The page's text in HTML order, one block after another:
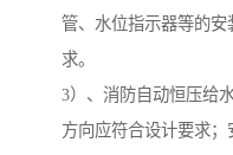
管、水位指示器等的
求。
3）、消防自动恒压给
方向应符合设计要求